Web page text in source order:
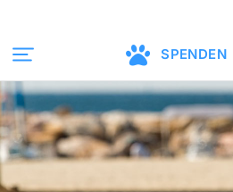
SPENDEN